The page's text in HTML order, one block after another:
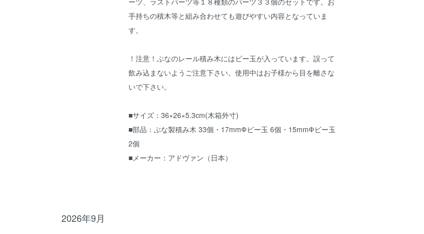
手持ちの積木等と組み合わせても遊びやすい内容となっていま
す。
！注意！ぶなのレール積み木にはビー玉が入っています。誤って
飲み込まないようご注意下さい。使用中はお子様から目を離さな
いで下さい。
■サイズ：36×26×5.3cm(木箱外寸)
■部品：ぶな製積み木 33個・17mmФビー玉 6個・15mmФビー玉
2個
■メーカー：アドヴァン（日本）
2026年9月